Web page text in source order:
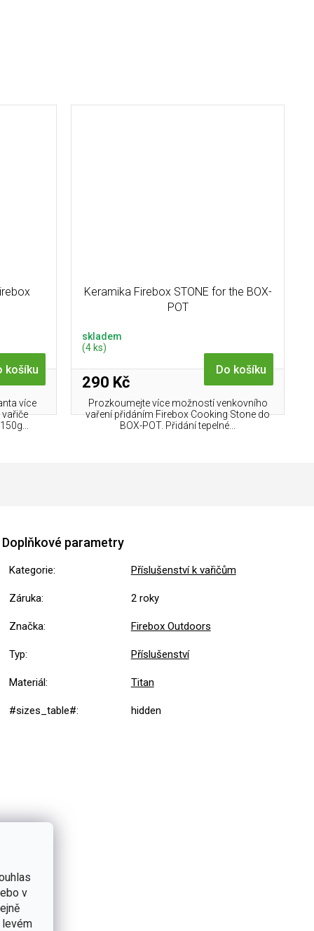
v
levém
košíku
více
Keramika Firebox STONE for the BOX-
POT
skladem
(4 ks)
290 Kč
Do košíku
Prozkoumejte více možností venkovního
vaření přidáním Firebox Cooking Stone do
BOX-POT. Přidání tepelné...
Doplňkové parametry
Kategorie: Příslušenství k vařičům
Záruka: 2 roky
Značka: Firebox Outdoors
Typ: Příslušenství
Materiál: Titan
#sizes_table#: hidden